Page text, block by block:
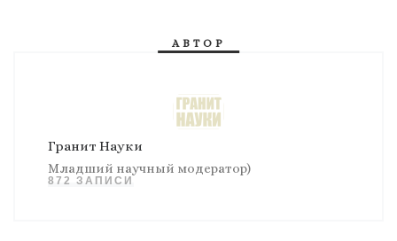
АВТОР
Гранит Науки
Младший научный модератор)
872 ЗАПИСИ